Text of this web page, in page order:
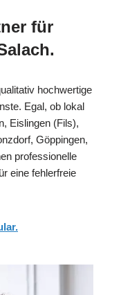
für
hochwertige
Egal, ob lokal
Eislingen (Fils),
Göppingen,
professionelle
eine fehlerfreie